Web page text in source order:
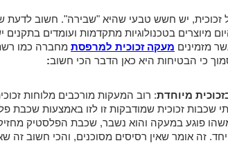
זכוכית, יש חשש טבעי שהיא "שבירה". חשוב לדעת
מיוצרים בטכנולוגיות מתקדמות ועומדים בתקנים
מזמינים מעקה זכוכית למרפסת מחברה כמו
כי הבטיחות היא כאן הדבר הכי חשוב:
מיוחדת: רוב המעקות מורכבים מלוחות
שכבות זכוכית שמודבקות זו לזו באמצעות שכבת
פוגע במעקה והוא נשבר, שכבת הפלסטיק
זה אומר שאין רסיסים מסוכנים, והכי חשוב זה